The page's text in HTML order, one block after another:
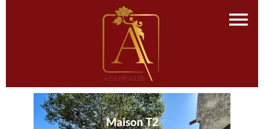
Maison T2